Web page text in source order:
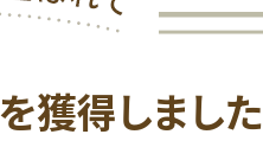
を獲得しました